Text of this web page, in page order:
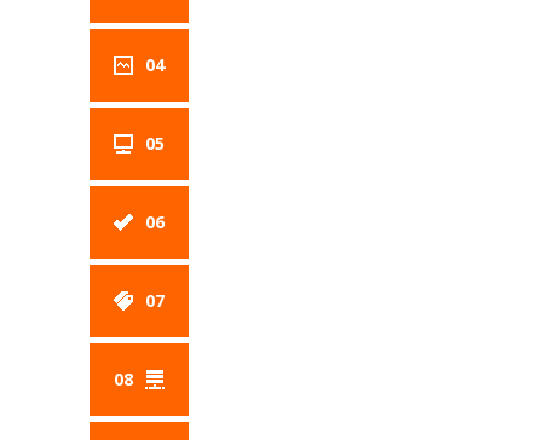
04
05
06
07
08